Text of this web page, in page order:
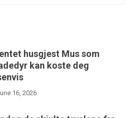
husgjest Mus som
kan koste deg
16, 2026